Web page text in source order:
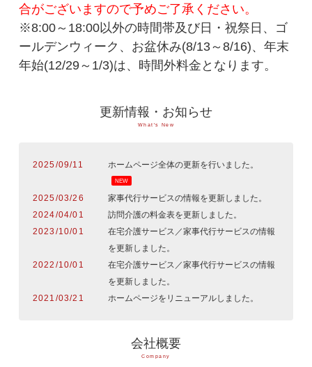
合がございますので予めご了承ください。
※8:00～18:00以外の時間帯及び日・祝祭日、ゴ
ールデンウィーク、お盆休み(8/13～8/16)、年末
年始(12/29～1/3)は、時間外料金となります。
更新情報・お知らせ
What's New
2025/09/11 ホームページ全体の更新を行いました。
NEW
2025/03/26
家事代行サービスの情報を更新しました。
2024/04/01
訪問介護の料金表を更新しました。
2023/10/01
在宅介護サービス／家事代行サービスの情報
を更新しました。
2022/10/01
在宅介護サービス／家事代行サービスの情報
を更新しました。
2021/03/21
ホームページをリニューアルしました。
会社概要
Company